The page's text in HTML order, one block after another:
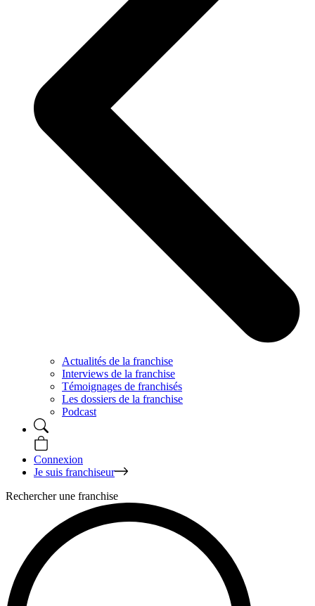
Actualités de la franchise
Interviews de la franchise
Témoignages de franchisés
Les dossiers de la franchise
Podcast
Connexion
Je suis franchiseur
Rechercher une franchise